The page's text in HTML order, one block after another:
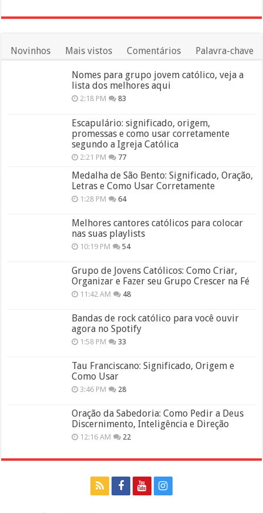
Novinhos Mais vistos Comentários Palavra-chave
Nomes para grupo jovem católico, veja a
lista dos melhores aqui
2:18 PM 83
Escapulário: significado, origem,
promessas e como usar corretamente
segundo a Igreja Católica
2:21 PM 77
Medalha de São Bento: Significado, Oração,
Letras e Como Usar Corretamente
1:28 PM 64
Melhores cantores católicos para colocar
nas suas playlists
10:19 PM 54
Grupo de Jovens Católicos: Como Criar,
Organizar e Fazer seu Grupo Crescer na Fé
11:42 AM 48
Bandas de rock católico para você ouvir
agora no Spotify
1:58 PM 33
Tau Franciscano: Significado, Origem e
Como Usar
3:46 PM 28
Oração da Sabedoria: Como Pedir a Deus
Discernimento, Inteligência e Direção
12:16 AM 22